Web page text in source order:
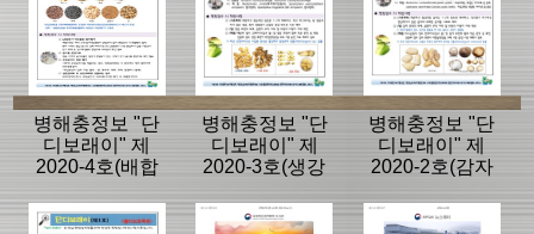
병해충정보 "단
디보래이" 제
2020-4호(배합
병해충정보 "단
디보래이" 제
2020-3호(생강
병해충정보 "단
디보래이" 제
2020-2호(감자